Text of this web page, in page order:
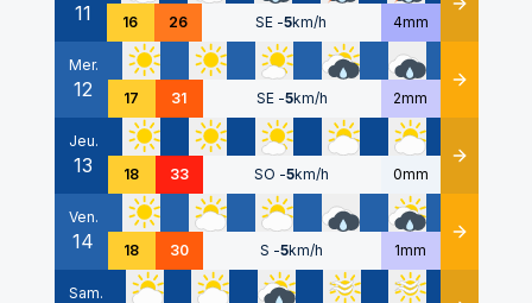
11 16 26 SE -5km/h 4mm Détails
Mer.
12 17 31 SE -5km/h 2mm Détails
Jeu.
13 18 33 SO -5km/h 0mm Détails
Ven.
14 18 30 S -5km/h 1mm Détails
Sam.